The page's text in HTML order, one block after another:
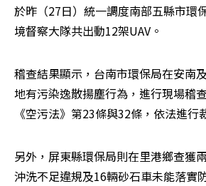
於昨（27日）統一調度南部五縣市環
境督察大隊共出動12架UAV。
稽查結果顯示，台南市環保局在安南
地有污染逸散揚塵行為，進行現場稽
《空污法》第23條與32條，依法進行
另外，屏東縣環保局則在里港鄉查獲
沖洗不足違規及16輛砂石車未能落實